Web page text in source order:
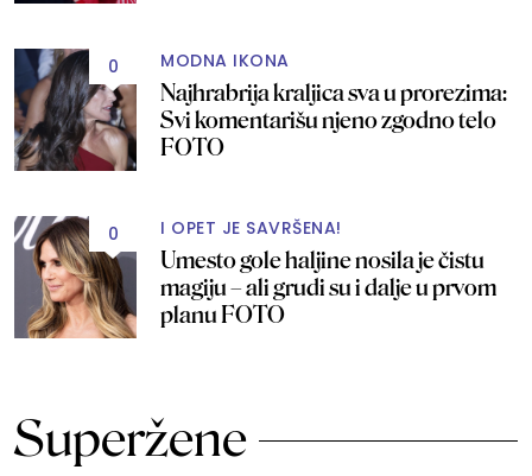
0 MODNA IKONA
Najhrabrija kraljica sva u prorezima:
Svi komentarišu njeno zgodno telo
FOTO
0 I OPET JE SAVRŠENA!
Umesto gole haljine nosila je čistu
magiju – ali grudi su i dalje u prvom
planu FOTO
Superžene